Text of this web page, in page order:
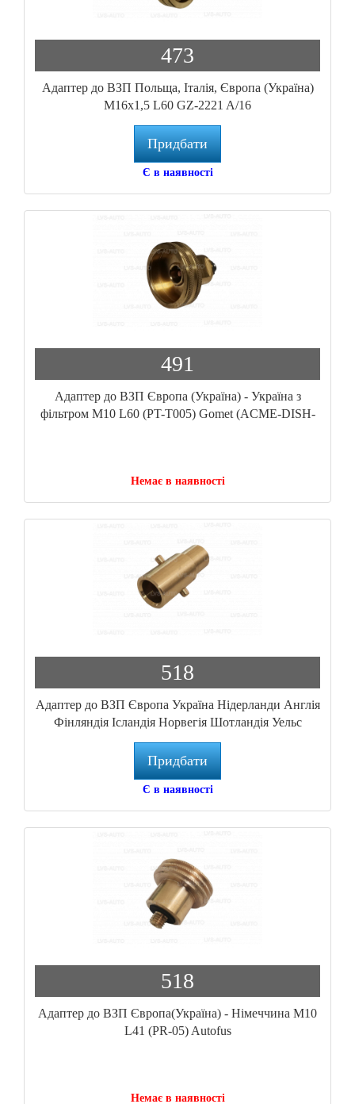
473
Адаптер до ВЗП Польща, Італія, Європа (Україна)
M16x1,5 L60 GZ-2221 A/16
Придбати
Є в наявності
491
Адаптер до ВЗП Європа (Україна) - Україна з
фільтром М10 L60 (PT-T005) Gomet (ACME-DISH-
Немає в наявності
518
Адаптер до ВЗП Європа Україна Нідерланди Англія
Фінляндія Ісландія Норвегія Шотландія Уельс
Іспанія M10 L73 BAYONETT-M10 Autofus
Придбати
Є в наявності
518
Адаптер до ВЗП Європа(Україна) - Німеччина М10
L41 (PR-05) Autofus
Немає в наявності